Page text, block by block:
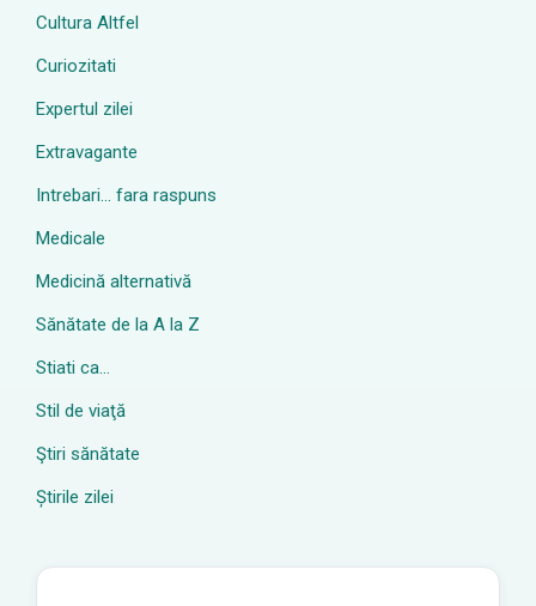
Cultura Altfel
Curiozitati
Expertul zilei
Extravagante
Intrebari… fara raspuns
Medicale
Medicină alternativă
Sănătate de la A la Z
Stiati ca…
Stil de viaţă
Ştiri sănătate
Știrile zilei